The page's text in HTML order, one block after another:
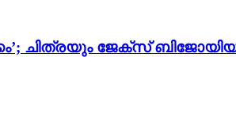
ചിത്രയും ജേക്സ്